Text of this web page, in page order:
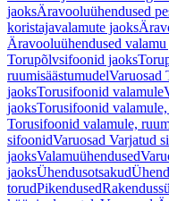
jaoksÄravooluühendused
koristajavalamute jaoks
Äravooluühendused
Torupõlvsifoonid jaoks
ruumisäästumudelVaruosad
jaoksTorusifoonid valamule
jaoksTorusifoonid
Torusifoonid valamule,
sifoonidVaruosad Varjatud
jaoksValamuühendused
jaoksÜhendusotsakud
torudPikendused